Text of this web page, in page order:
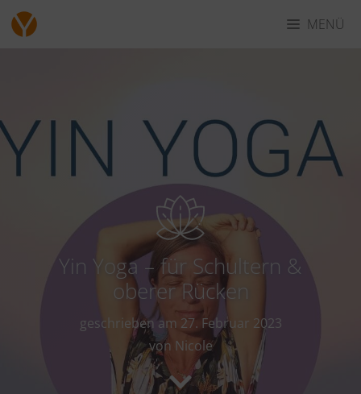
Zum
Inhalt
MENÜ
Yin Yoga – für Schultern &
oberer Rücken
geschrieben am 27. Februar 2023
von Nicole